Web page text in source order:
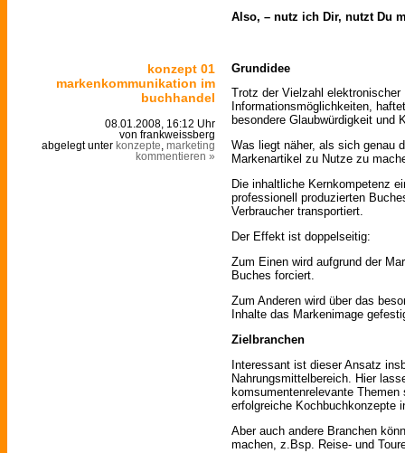
Also, – nutz ich Dir, nutzt Du
konzept 01
markenkommunikation im
buchhandel
08.01.2008, 16:12 Uhr
von frankweissberg
abgelegt unter konzepte marketing
kommentieren »
Grundidee
Trotz der Vielzahl
Informationsmöglichkeiten,
besondere Glaubwürdigkeit und
Was liegt näher, als sich genau
Markenartikel zu Nutze zu
Die inhaltliche Kernkompetenz
professionell produzierten
Verbraucher transportiert.
Der Effekt ist doppelseitig:
Zum Einen wird aufgrund der
Buches forciert.
Zum Anderen wird über das
Inhalte das Markenimage
Zielbranchen
Interessant ist dieser Ansatz
Nahrungsmittelbereich. Hier
komsumentenrelevante
erfolgreiche Kochbuchkonzepte
Aber auch andere Branchen
machen, z.Bsp. Reise- und